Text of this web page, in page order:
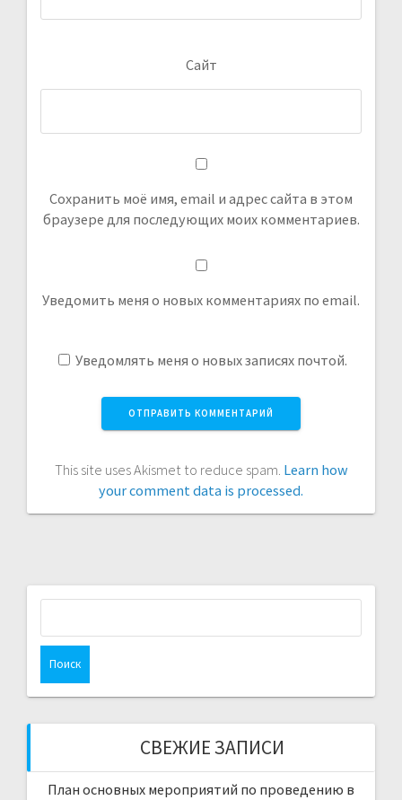
Сайт
Сохранить моё имя, email и адрес сайта в этом
браузере для последующих моих комментариев.
Уведомить меня о новых комментариях по email.
Уведомлять меня о новых записях почтой.
This site uses Akismet to reduce spam. Learn how
your comment data is processed.
СВЕЖИЕ ЗАПИСИ
План основных мероприятий по проведению в